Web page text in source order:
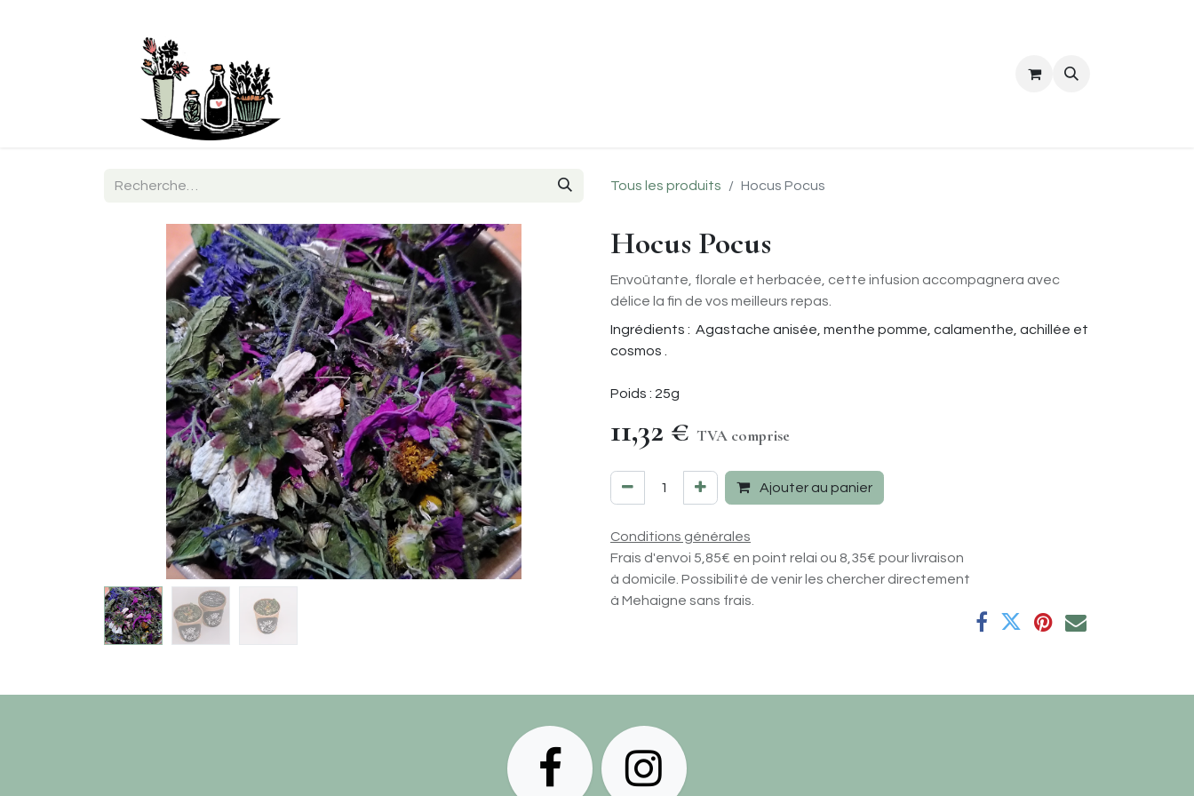
Tous les produits Hocus Pocus
Hocus Pocus
Envoûtante, florale et herbacée, cette infusion accompagnera avec
délice la fin de vos meilleurs repas.
Ingrédients : Agastache anisée, menthe pomme, calamenthe, achillée et
cosmos .
Poids : 25g
11,32 € TVA comprise
Ajouter au panier
Conditions générales
Frais d'envoi 5,85€ en point relai ou 8,35€ pour livraison
à domicile. Possibilité de venir les chercher directement
à Mehaigne sans frais.